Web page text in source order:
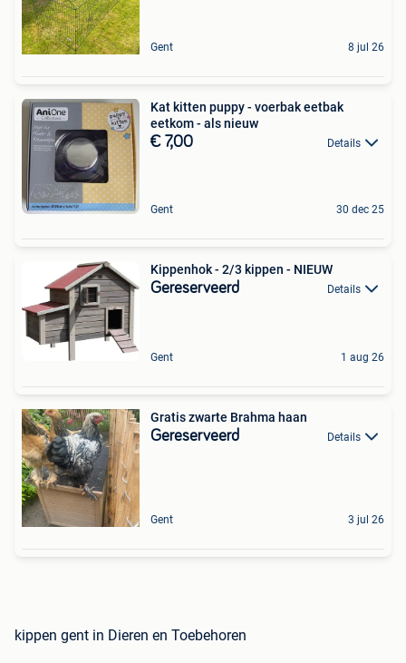
Gent 8 jul 26
Kat kitten puppy - voerbak eetbak
eetkom - als nieuw
€ 7,00 Details
Gent 30 dec 25
Kippenhok - 2/3 kippen - NIEUW
Gereserveerd Details
Gent 1 aug 26
Gratis zwarte Brahma haan
Gereserveerd Details
Gent 3 jul 26
kippen gent in Dieren en Toebehoren